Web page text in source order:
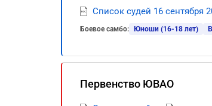
Список судей 16 сентября
Боевое самбо: Юноши (16-18 лет)
Первенство ЮВАО